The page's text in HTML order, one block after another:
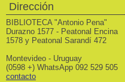
Dirección
BIBLIOTECA "Antonio Pena"
Durazno 1577 - Peatonal Encina
1578 y Peatonal Sarandí 472
Montevideo - Uruguay
(0598 +) WhatsApp 092 529 505
contacto